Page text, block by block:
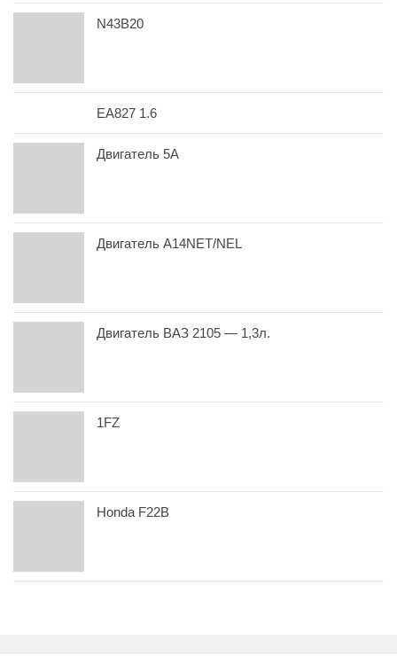
N43B20
EA827 1.6
Двигатель 5A
Двигатель A14NET/NEL
Двигатель ВАЗ 2105 — 1,3л.
1FZ
Honda F22B